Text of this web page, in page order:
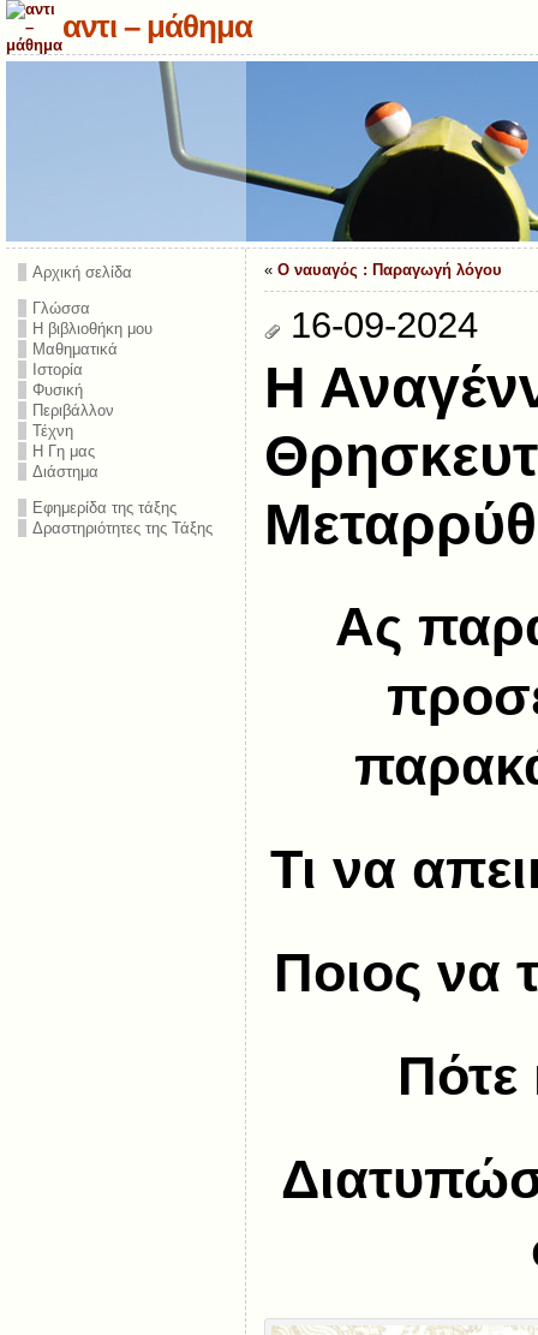
αντι – μάθημα
Αρχική σελίδα
Γλώσσα
Η βιβλιοθήκη μου
Μαθηματικά
Ιστορία
Φυσική
Περιβάλλον
Τέχνη
Η Γη μας
Διάστημα
Εφημερίδα της τάξης
Δραστηριότητες της Τάξης
« O ναυαγός : Παραγωγή λόγου
16-09-2024
Η
Ας
Τι να
Ποιος να
Πότε